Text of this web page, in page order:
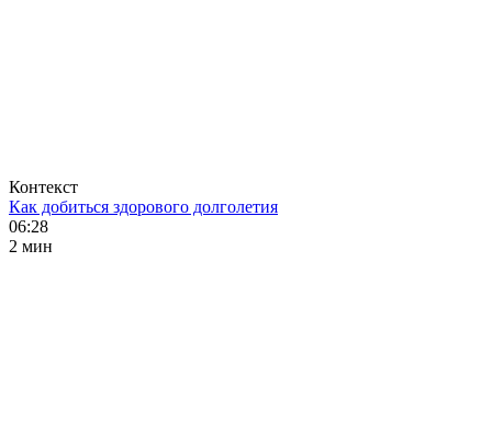
Контекст
Как добиться здорового долголетия
06:28
2 мин